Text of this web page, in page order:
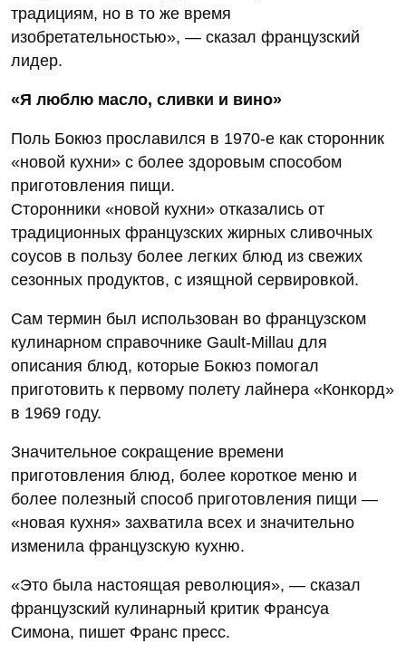
традициям, но в то же время
изобретательностью», — сказал французский
лидер.
«Я люблю масло, сливки и вино»
Поль Бокюз прославился в 1970-е как сторонник
«новой кухни» с более здоровым способом
приготовления пищи.
Сторонники «новой кухни» отказались от
традиционных французских жирных сливочных
соусов в пользу более легких блюд из свежих
сезонных продуктов, с изящной сервировкой.
Сам термин был использован во французском
кулинарном справочнике Gault-Millau для
описания блюд, которые Бокюз помогал
приготовить к первому полету лайнера «Конкорд»
в 1969 году.
Значительное сокращение времени
приготовления блюд, более короткое меню и
более полезный способ приготовления пищи —
«новая кухня» захватила всех и значительно
изменила французскую кухню.
«Это была настоящая революция», — сказал
французский кулинарный критик Франсуа
Симона, пишет Франс пресс.